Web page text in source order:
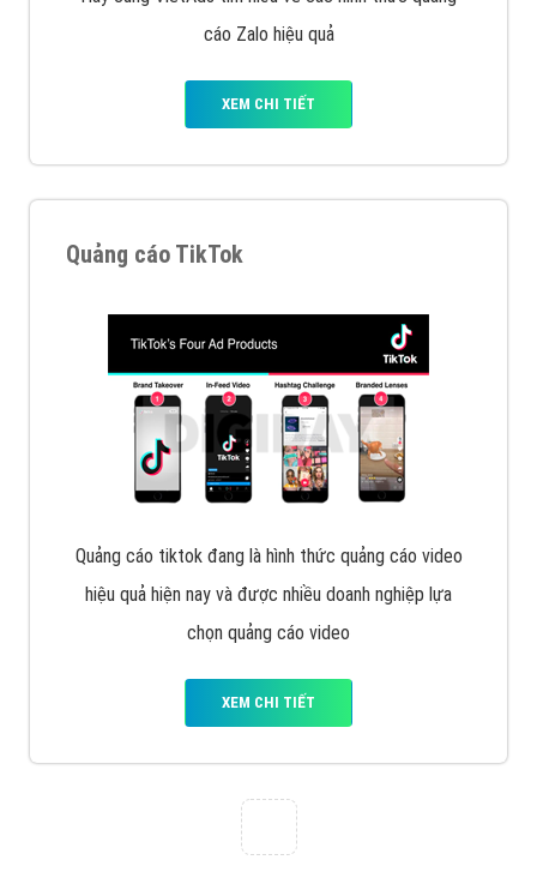
Thiết kế Website
Tìm công ty thiết kế website uy tín, chuyên nghiệp tại
Hà Nội là rất khó cho khách hàng. VietAds xin giới
thiệu công ty thiết kế Viet
XEM CHI TIẾT
Quảng cáo Cốc Cốc